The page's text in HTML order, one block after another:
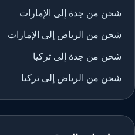
شحن من جدة إلى الإمارات
شحن من الرياض إلى الإمارات
شحن من جدة إلى تركيا
شحن من الرياض إلى تركيا